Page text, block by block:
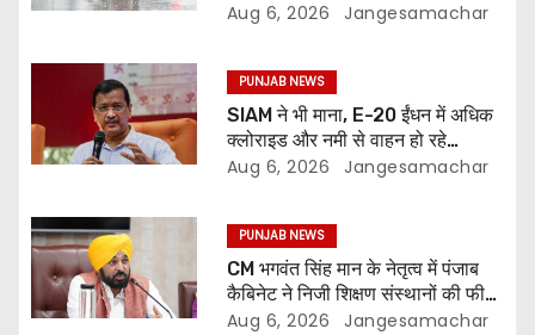
Aug 6, 2026 Jangesamachar
PUNJAB NEWS
SIAM ने भी माना, E-20 ईंधन में अधिक
क्लोराइड और नमी से वाहन हो रहे
प्रभावित: अरविंद केजरीवाल
Aug 6, 2026 Jangesamachar
PUNJAB NEWS
CM भगवंत सिंह मान के नेतृत्व में पंजाब
कैबिनेट ने निजी शिक्षण संस्थानों की फीस
नियमन (संशोधन) विधेयक-2026 को
Aug 6, 2026 Jangesamachar